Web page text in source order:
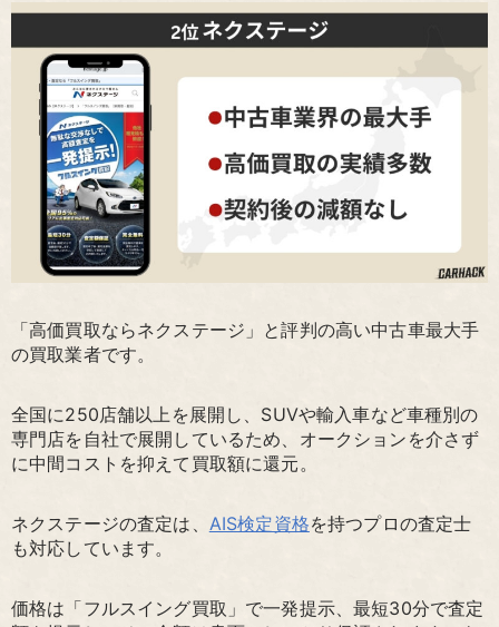
「高価買取ならネクステージ」と評判の高い中古車最大手
の買取業者です。
全国に250店舗以上を展開し、SUVや輸入車など車種別の
専門店を自社で展開しているため、オークションを介さず
に中間コストを抑えて買取額に還元。
ネクステージの査定は、 AIS検定資格を持つプロの査定士
も対応しています。
価格は「フルスイング買取」で一発提示、最短30分で査定